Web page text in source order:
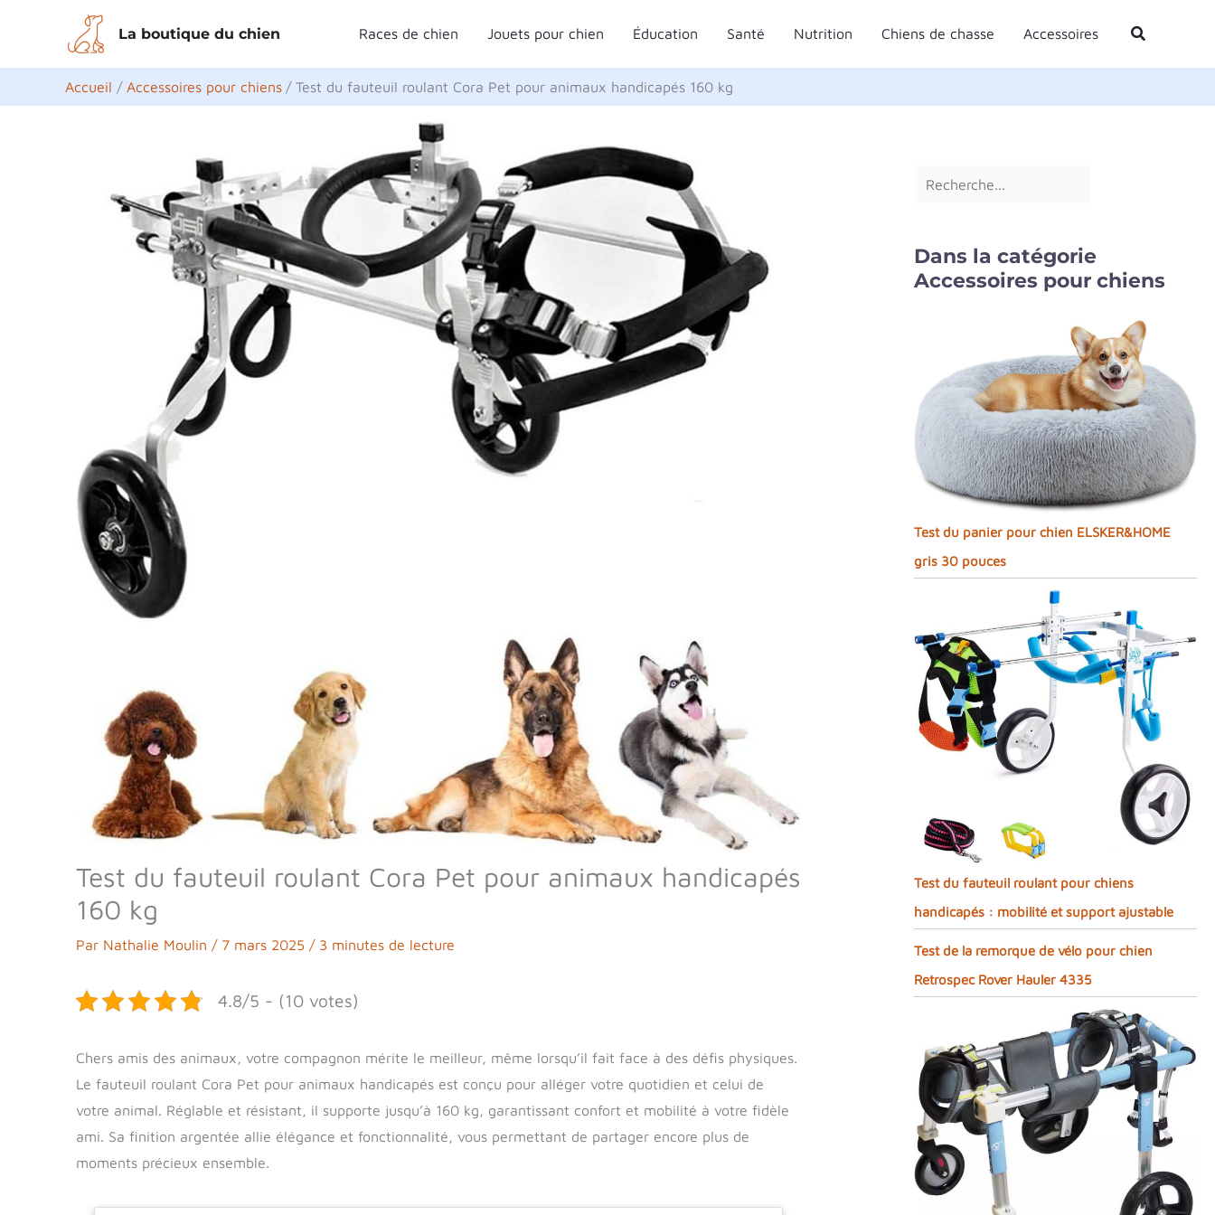
contenu
La boutique du chien Races de chien Jouets pour chien Éducation Santé Nutrition Chiens de chasse Accessoires Rechercher
Accueil Accessoires pour chiens Test du fauteuil roulant Cora Pet pour animaux handicapés 160 kg
Test du fauteuil roulant Cora Pet pour animaux handicapés
160 kg
Par Nathalie Moulin / 7 mars 2025 / 3 minutes de lecture
4.8/5 - (10 votes)
Chers amis des animaux, votre compagnon mérite le meilleur, même lorsqu’il fait face à des défis physiques.
Le fauteuil roulant Cora Pet pour animaux handicapés est conçu pour alléger votre quotidien et celui de
votre animal. Réglable et résistant, il supporte jusqu’à 160 kg, garantissant confort et mobilité à votre fidèle
ami. Sa finition argentée allie élégance et fonctionnalité, vous permettant de partager encore plus de
moments précieux ensemble.
e
c
e
r
Dans la catégorie
Accessoires pour chiens
Test du panier pour chien ELSKER&HOME
gris 30 pouces
Test du fauteuil roulant pour chiens
handicapés : mobilité et support ajustable
Test de la remorque de vélo pour chien
Retrospec Rover Hauler 4335